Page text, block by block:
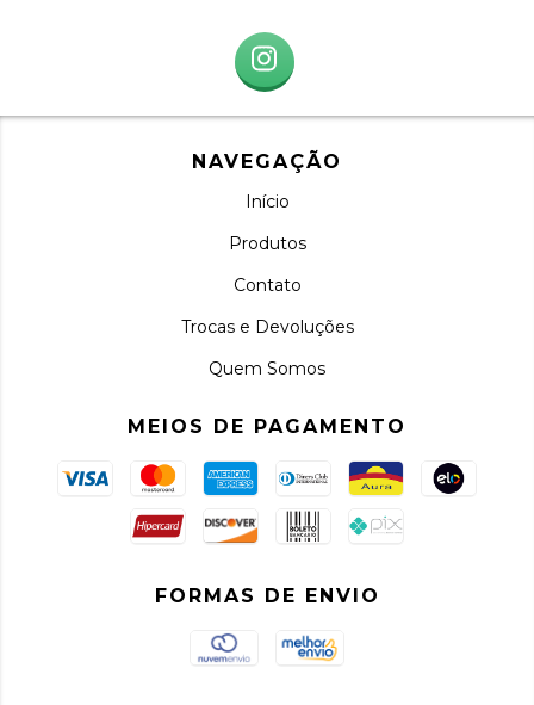
NAVEGAÇÃO
Início
Produtos
Contato
Trocas e Devoluções
Quem Somos
MEIOS DE PAGAMENTO
FORMAS DE ENVIO